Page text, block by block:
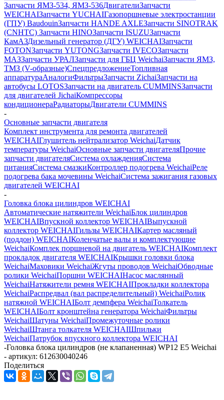
Запчасти ЯМЗ-534, ЯМЗ-536ДвигателиЗапчасти
WEICHAIЗапчасти YUCHAIГазопоршневые электростанции
(ГПУ) BaudouinЗапчасти HANDE AXLEЗапчасти SINOTRAK
(CNHTC) Запчасти HINOЗапчасти ISUZUЗапчасти
КамАЗДизельный генератор (ДГУ) WEICHAIЗапчасти
FOTONЗапчасти YUTONGЗапчасти IVECOЗапчасти
МАЗЗапчасти УРАЛЗапчасти для ГБЦ WeichaiЗапчасти ЯМЗ,
ТМЗ (V-образные)СпецпредложениеТопливная
аппаратураАналогиФильтрыЗапчасти ZichaiЗапчасти на
автобусы LOTOSЗапчасти на двигатель CUMMINSЗапчасти
для двигателей JichaiКомпрессоры
кондиционераРадиаторыДвигатели CUMMINS
-
Основные запчасти двигателя
Комплект инструмента для ремонта двигателей
WEICHAIГлушитель нейтрализатор WeichaiДатчик
температуры WeichaiОсновные запчасти двигателяПрочие
запчасти двигателяСистема охлажденияСистема
питанияСистема смазкиКонтроллер подогрева WeichaiРеле
подогрева бака мочевины WeichaiСистема зажигания газовых
двигателей WEICHAI
-
Головка блока цилиндров WEICHAI
Автоматические натяжители WeichaiБлок цилиндров
WEICHAIВпускной коллектор WEICHAIВыпускной
коллектор WEICHAIГильзы WEICHAIКартер масляный
(поддон) WEICHAIКоленчатые валы и комплектующие
WeichaiКомплек поршневой на двигатель WEICHAIКомплект
прокладок двигателя WEICHAIКрышки головки блока
WeichaiМаховики WeichaiЖгуты проводов WeichaiОбводные
ролики WeichaiПоршни WEICHAIНасос маслянный
WeichaiНатяжители ремня WEICHAIПрокладки коллектора
WeichaiРаспредвал (вал распределительный) WeichaiРолик
натяжной WEICHAIБолт демпфера WeichaiТолкатель
WEICHAIБолт кронштейна генератора WeichaiФильтры
WeichaiШатуны WeichaiПромежуточные ролики
WeichaiШтанга толкателя WEICHAIШпильки
WeichaiПатрубок впускного коллектора WEICHAI
-Головка блока цилиндров (не клапаненная) WP12 E5 Weichai
- артикул: 612630040246
Поделиться